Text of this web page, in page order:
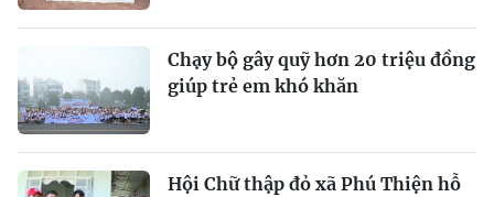
Chạy bộ gây quỹ hơn 20 triệu đồng
giúp trẻ em khó khăn
Hội Chữ thập đỏ xã Phú Thiện hỗ